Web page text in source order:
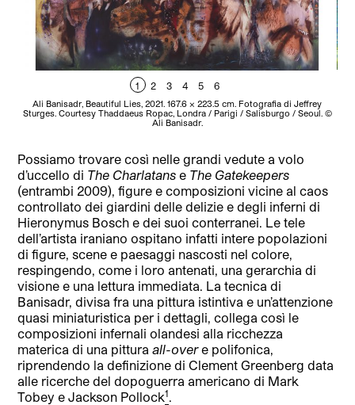
1 2 3 4 5 6
Ali Banisadr, Beautiful Lies, 2021. 167.6 x 223.5 cm. Fotografia di Jeffrey
Sturges. Courtesy Thaddaeus Ropac, Londra / Parigi / Salisburgo / Seoul. ©
Ali Banisadr.
Possiamo trovare così nelle grandi vedute a volo
d’uccello di The Charlatanse The Gatekeepers
(entrambi 2009), figure e composizioni vicine al caos
controllato dei giardini delle delizie e degli inferni di
Hieronymus Bosch e dei suoi conterranei. Le tele
dell’artista iraniano ospitano infatti intere popolazioni
di figure, scene e paesaggi nascosti nel colore,
respingendo, come i loro antenati, una gerarchia di
visione e una lettura immediata. La tecnica di
Banisadr, divisa fra una pittura istintiva e un’attenzione
quasi miniaturistica per i dettagli, collega così le
composizioni infernali olandesi alla ricchezza
materica di una pitturaall-overe polifonica,
riprendendo la definizione di Clement Greenberg data
alle ricerche del dopoguerra americano di Mark
Tobey e Jackson Pollock1